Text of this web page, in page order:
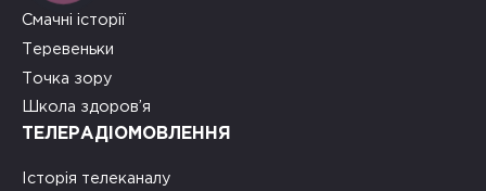
Смачні історії
Теревеньки
Точка зору
Школа здоров’я
ТЕЛЕРАДІОМОВЛЕННЯ
Історія телеканалу